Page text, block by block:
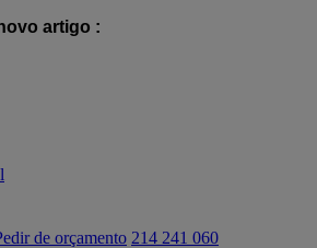
artigo :
de orçamento 214 241 060